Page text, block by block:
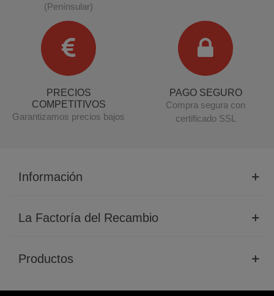
(Penínsular)
PRECIOS
COMPETITIVOS
Garantizamos precios bajos
PAGO SEGURO
Compra segura con
certificado SSL
Información
La Factoría del Recambio
Productos